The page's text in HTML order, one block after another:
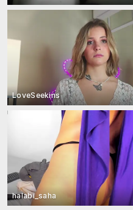
LoveSeekins
halabi_saha